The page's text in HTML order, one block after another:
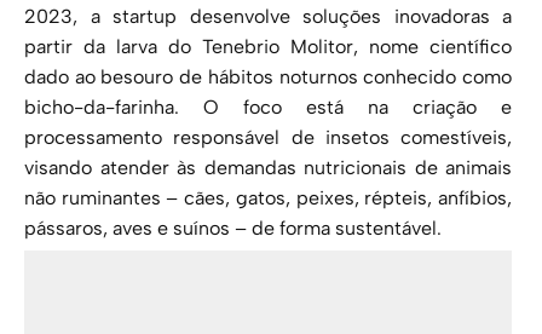
2023, a startup desenvolve soluções inovadoras a
partir da larva do Tenebrio Molitor, nome científico
dado ao besouro de hábitos noturnos conhecido como
bicho-da-farinha. O foco está na criação e
processamento responsável de insetos comestíveis,
visando atender às demandas nutricionais de animais
não ruminantes – cães, gatos, peixes, répteis, anfíbios,
pássaros, aves e suínos – de forma sustentável.